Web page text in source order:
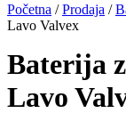
Početna /Prodaja /
Lavo Valvex
Baterija
Lavo